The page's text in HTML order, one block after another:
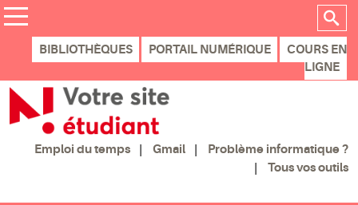
BIBLIOTHÈQUES PORTAIL NUMÉRIQUE
COURS EN
LIGNE
Emploi du temps Gmail
Problème informatique ?
Tous vos outils